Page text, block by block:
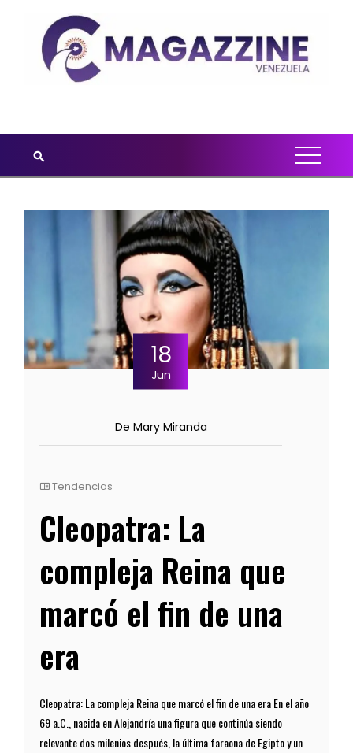
18
Jun
De Mary Miranda
Tendencias
Cleopatra: La
compleja Reina que
marcó el fin de una
era
Cleopatra: La compleja Reina que marcó el fin de una era En el año
69 a.C., nacida en Alejandría una figura que continúa siendo
relevante dos milenios después, la última faraona de Egipto y un